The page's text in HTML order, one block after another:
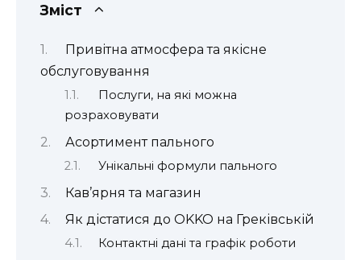
Зміст
Привітна атмосфера та якісне
обслуговування
Послуги, на які можна
розраховувати
Асортимент пального
Унікальні формули пального
Кав’ярня та магазин
Як дістатися до OKKO на Греківській
Контактні дані та графік роботи